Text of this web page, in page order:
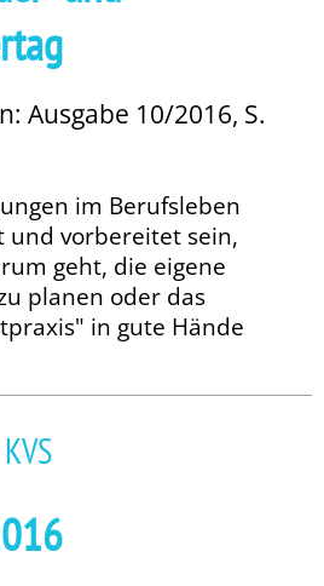
Ausgabe 10/2016, S.
im Berufsleben
und vorbereitet sein,
geht, die eigene
planen oder das
in gute Hände